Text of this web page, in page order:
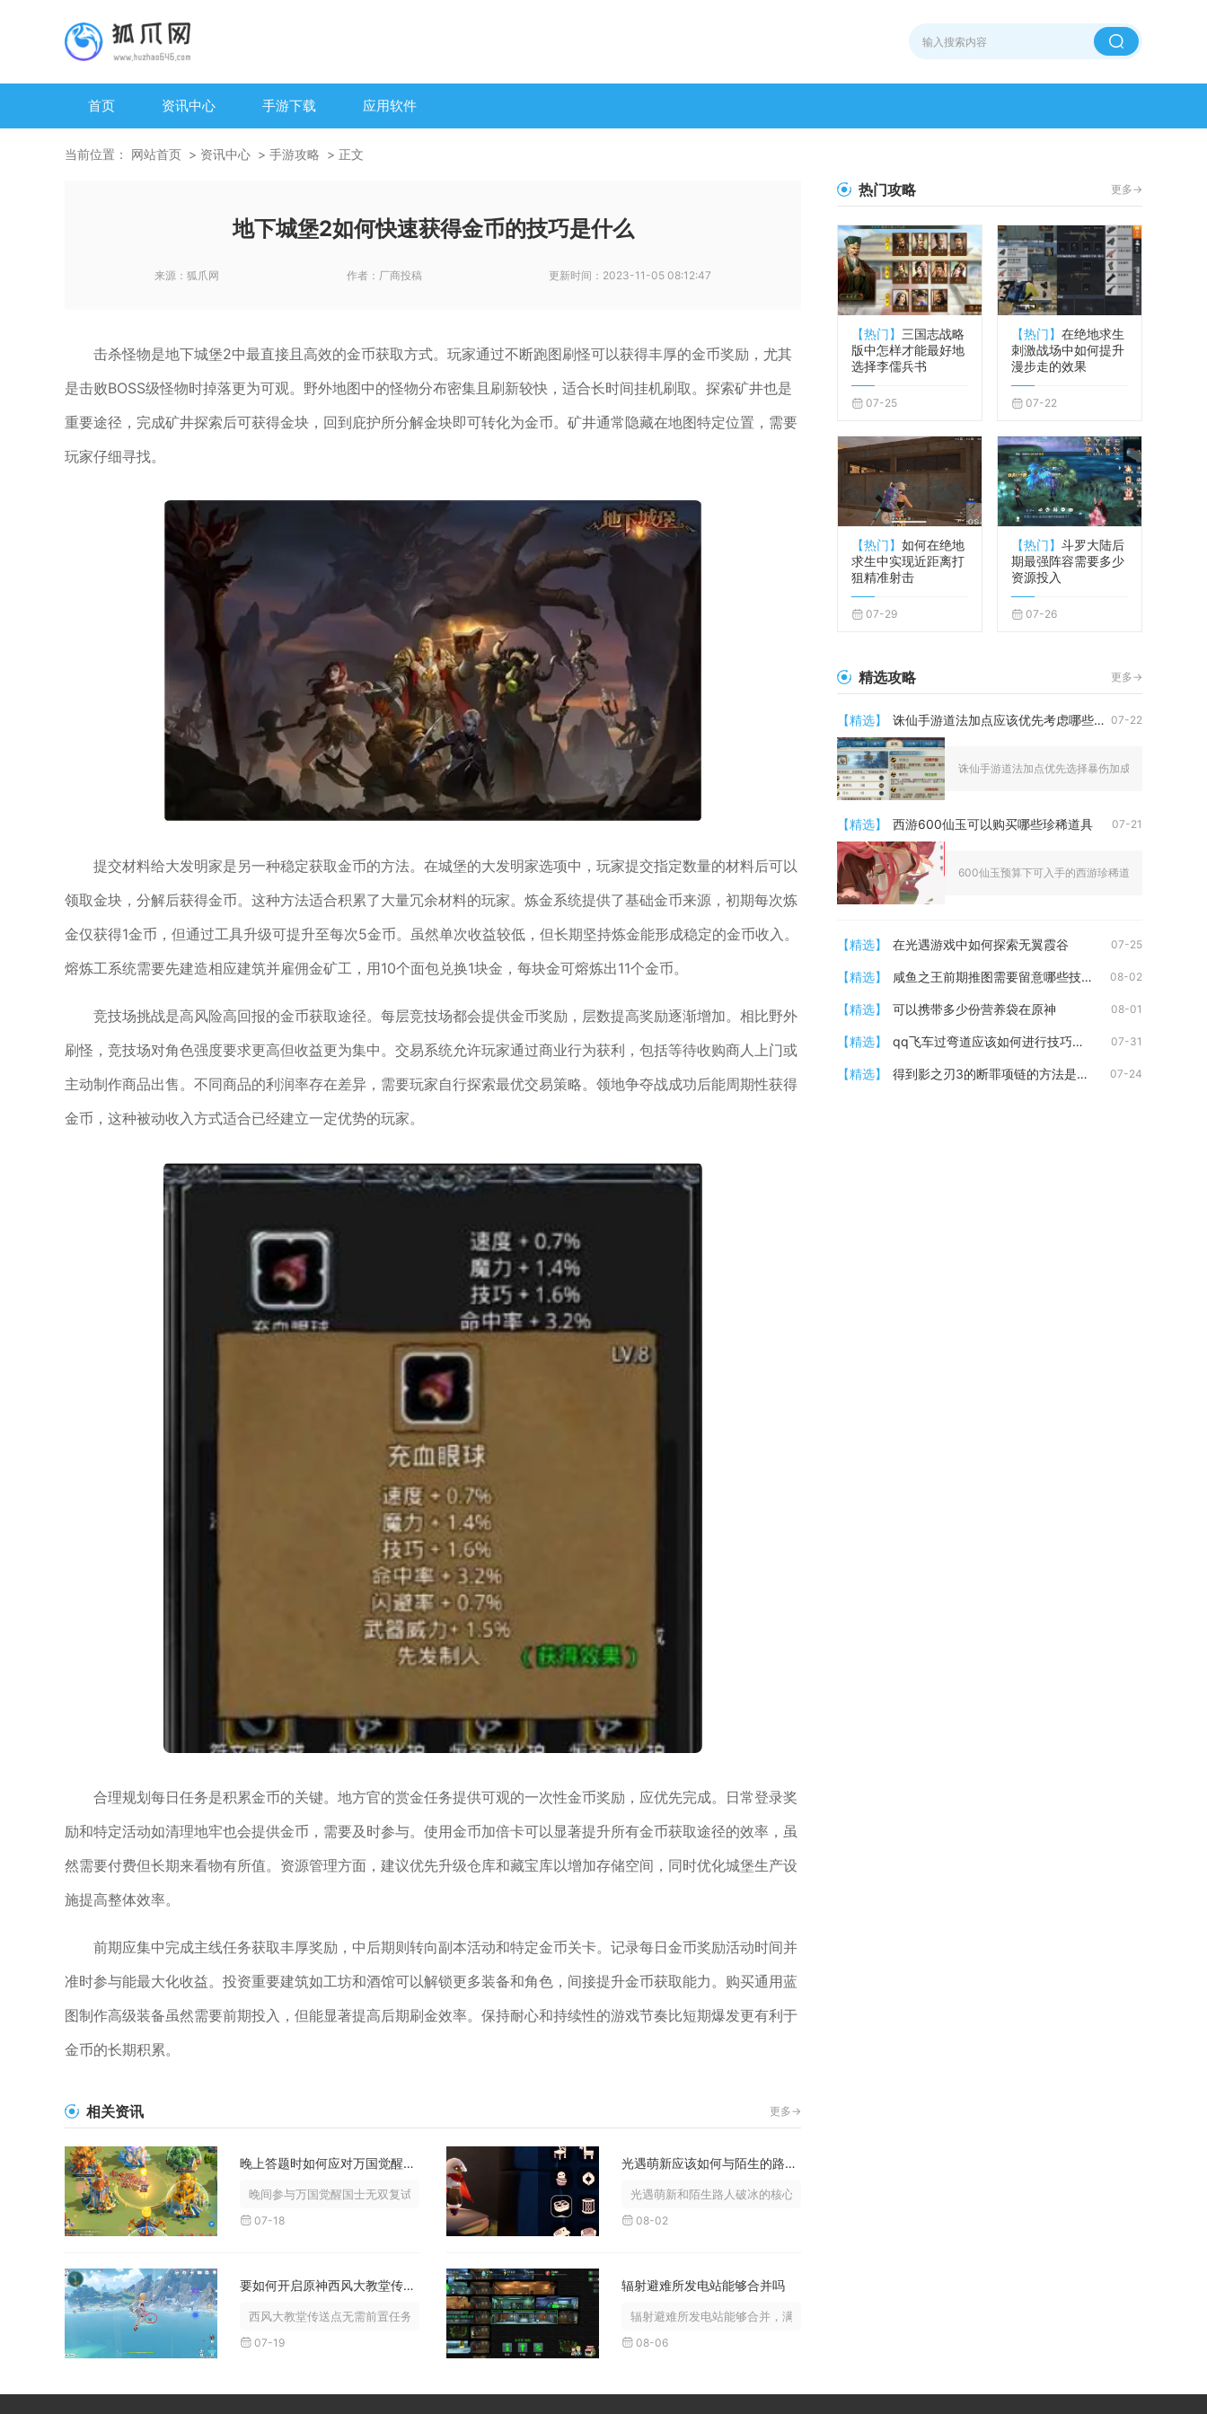
首页 资讯中心 手游下载 应用软件
当前位置： 网站首页 资讯中心 手游攻略 正文
地下城堡2如何快速获得金币的技巧是什么
来源： 狐爪网 作者： 厂商投稿 更新时间： 2023-11-05 08:12:47
击杀怪物是地下城堡2中最直接且高效的金币获取方式。玩家通过不断跑图刷怪可以获得丰厚的金币奖励，尤其
是击败BOSS级怪物时掉落更为可观。野外地图中的怪物分布密集且刷新较快，适合长时间挂机刷取。探索矿井也是
重要途径，完成矿井探索后可获得金块，回到庇护所分解金块即可转化为金币。矿井通常隐藏在地图特定位置，需要
玩家仔细寻找。
提交材料给大发明家是另一种稳定获取金币的方法。在城堡的大发明家选项中，玩家提交指定数量的材料后可以
领取金块，分解后获得金币。这种方法适合积累了大量冗余材料的玩家。炼金系统提供了基础金币来源，初期每次炼
金仅获得1金币，但通过工具升级可提升至每次5金币。虽然单次收益较低，但长期坚持炼金能形成稳定的金币收入。
熔炼工系统需要先建造相应建筑并雇佣金矿工，用10个面包兑换1块金，每块金可熔炼出11个金币。
竞技场挑战是高风险高回报的金币获取途径。每层竞技场都会提供金币奖励，层数提高奖励逐渐增加。相比野外
刷怪，竞技场对角色强度要求更高但收益更为集中。交易系统允许玩家通过商业行为获利，包括等待收购商人上门或
主动制作商品出售。不同商品的利润率存在差异，需要玩家自行探索最优交易策略。领地争夺战成功后能周期性获得
金币，这种被动收入方式适合已经建立一定优势的玩家。
合理规划每日任务是积累金币的关键。地方官的赏金任务提供可观的一次性金币奖励，应优先完成。日常登录奖
励和特定活动如清理地牢也会提供金币，需要及时参与。使用金币加倍卡可以显著提升所有金币获取途径的效率，虽
然需要付费但长期来看物有所值。资源管理方面，建议优先升级仓库和藏宝库以增加存储空间，同时优化城堡生产设
施提高整体效率。
前期应集中完成主线任务获取丰厚奖励，中后期则转向副本活动和特定金币关卡。记录每日金币奖励活动时间并
准时参与能最大化收益。投资重要建筑如工坊和酒馆可以解锁更多装备和角色，间接提升金币获取能力。购买通用蓝
图制作高级装备虽然需要前期投入，但能显著提高后期刷金效率。保持耐心和持续性的游戏节奏比短期爆发更有利于
金币的长期积累。
相关资讯 更多->
晚上答题时如何应对万国觉醒复式的复杂题目
晚间参与万国觉醒国士无双复试复杂题型，核心应对方案为提前梳理...
07-18
光遇萌新应该如何与陌生的路人打破冰
光遇萌新和陌生路人破冰的核心逻辑为先点火建立基础连接，再依靠...
08-02
要如何开启原神西风大教堂传送点呢
西风大教堂传送点无需前置任务解锁，抵达教堂顶部钟塔平台并靠近...
07-19
辐射避难所发电站能够合并吗
辐射避难所发电站能够合并，满足对应条件时系统会自动完成合并操...
08-06
热门攻略 更多->
【热门】 三国志战略
版中怎样才能最好地
选择李儒兵书
07-25
【热门】 在绝地求生
刺激战场中如何提升
漫步走的效果
07-22
【热门】 如何在绝地
求生中实现近距离打
狙精准射击
07-29
【热门】 斗罗大陆后
期最强阵容需要多少
资源投入
07-26
精选攻略 更多->
【精选】 诛仙手游道法加点应该优先考虑哪些属性 07-22
诛仙手游道法加点优先选择暴伤加成、基础攻击、
【精选】 西游600仙玉可以购买哪些珍稀道具 07-21
600仙玉预算下可入手的西游珍稀道具分为限定养
【精选】 在光遇游戏中如何探索无翼霞谷 07-25
【精选】 咸鱼之王前期推图需要留意哪些技能发动时机 08-02
【精选】 可以携带多少份营养袋在原神 08-01
【精选】 qq飞车过弯道应该如何进行技巧训练 07-31
【精选】 得到影之刃3的断罪项链的方法是什么 07-24